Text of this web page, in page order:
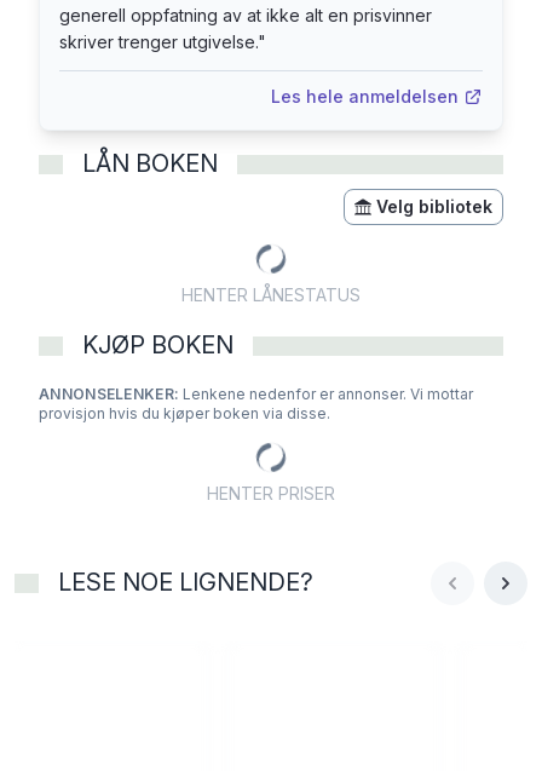
generell oppfatning av at ikke alt en prisvinner
skriver trenger utgivelse."
Les hele anmeldelsen
LÅN BOKEN
Velg bibliotek
HENTER LÅNESTATUS
KJØP BOKEN
ANNONSELENKER: Lenkene nedenfor er annonser. Vi mottar
provisjon hvis du kjøper boken via disse.
HENTER PRISER
LESE NOE LIGNENDE?